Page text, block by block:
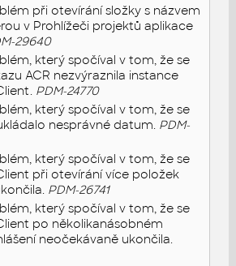
při otevírání složky s názvem
v Prohlížeči projektů aplikace
29640
který spočíval v tom, že se
ACR nezvýraznila instance
PDM-24770
který spočíval v tom, že se
nesprávné datum. PDM-
který spočíval v tom, že se
při otevírání více položek
PDM-26741
který spočíval v tom, že se
po několikanásobném
neočekávaně ukončila.